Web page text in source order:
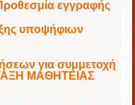
εγγραφής
υποψήφιων
για συμμετοχή
ΜΑΘΗΤΕΙΑΣ